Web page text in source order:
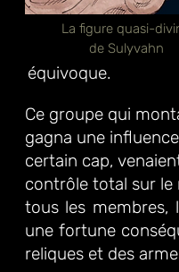
La figure quasi-
de Sulyvahn
Ce groupe qui
gagna une
certain cap,
contrôle total sur le
tous les membres,
une fortune
reliques et des
équivoque.